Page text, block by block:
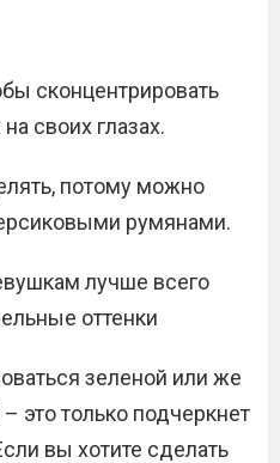
сконцентрировать
своих глазах.
потому можно
румянами.
лучше всего
оттенки
зеленой или же
это только подчеркнет
вы хотите сделать